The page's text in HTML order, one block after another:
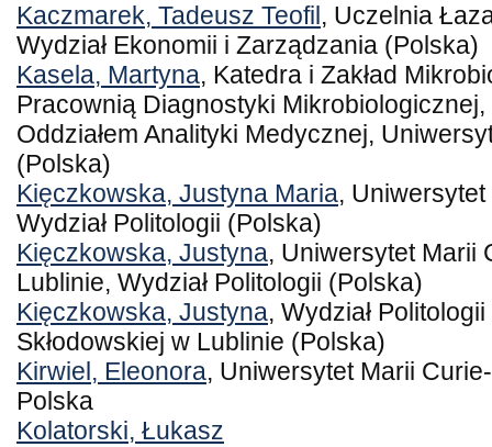
Kaczmarek, Tadeusz Teofil , Uczelnia
Wydział Ekonomii i Zarządzania (Polska)
Kasela, Martyna, Katedra i Zakład
Pracownią Diagnostyki
Oddziałem Analityki Medycznej,
(Polska)
Kięczkowska, Justyna Maria,
Wydział Politologii (Polska)
Kięczkowska, Justyna, Uniwersytet Marii
Lublinie, Wydział Politologii (Polska)
Kięczkowska, Justyna, Wydział
Skłodowskiej w Lublinie (Polska)
Kirwiel, Eleonora, Uniwersytet Marii
Polska
Kolatorski, Łukasz